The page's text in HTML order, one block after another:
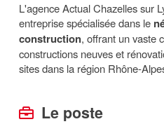
L'agence Actual Chazelles sur
entreprise spécialisée dans le
construction, offrant un vaste
constructions neuves et
sites dans la région Rhône-
Le poste